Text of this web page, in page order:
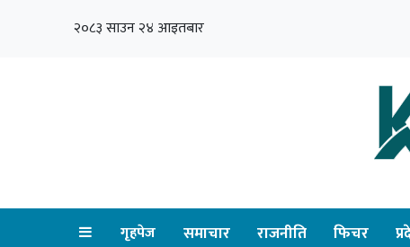
२०८३ साउन २४ आइतबार
गृहपेज समाचार राजनीति फिचर